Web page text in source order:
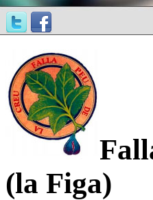
(la Figa)